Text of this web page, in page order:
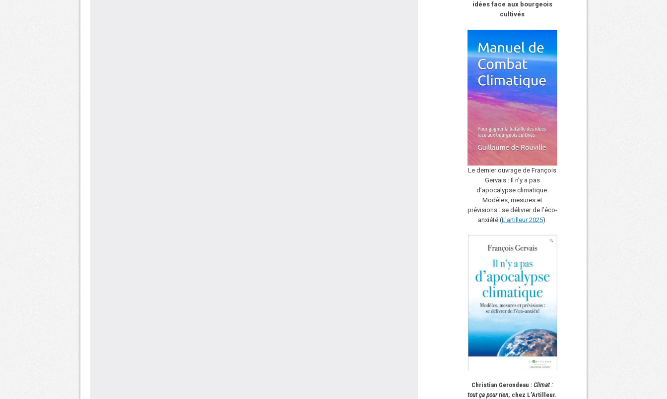
idées face aux bourgeois
cultivés
Le dernier ouvrage de François
Gervais : Il n’y a pas
d’apocalypse climatique.
Modèles, mesures et
prévisions : se délivrer de l’éco-
anxiété (L'artilleur 2025).
Christian Gerondeau : Climat :
tout ça pour rien, chez L’Artilleur.